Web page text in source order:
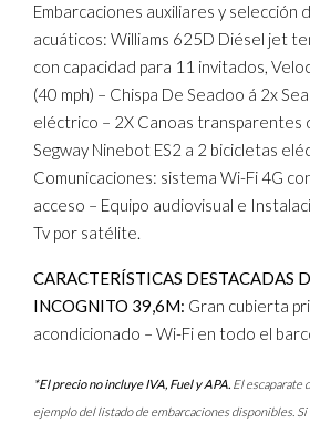
Embarcaciones auxiliares y selección
acuáticos: Williams 625D Diésel jet
con capacidad para 11 invitados,
(40 mph) – Chispa De Seadoo á 2x
eléctrico – 2X Canoas transparentes
Segway Ninebot ES2 a 2 bicicletas
Comunicaciones: sistema Wi-Fi 4G
acceso – Equipo audiovisual e
Tv por satélite.
CARACTERÍSTICAS DESTACADAS
INCOGNITO 39,6M: Gran cubierta
acondicionado – Wi-Fi en todo el
*El precio no incluye IVA, Fuel y APA. El escaparate
ejemplo del listado de embarcaciones disponibles. Si